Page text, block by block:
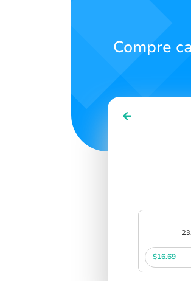
SIGN UP
Compre
$16.69